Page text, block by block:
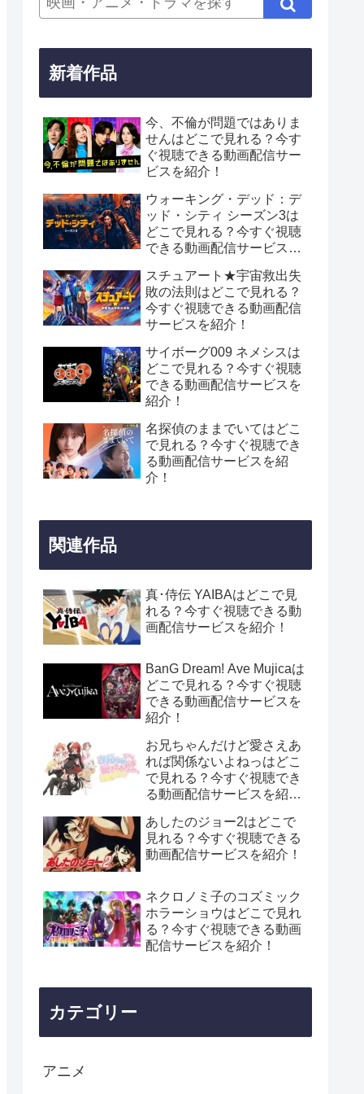
新着作品
今、不倫が問題ではありま
せんはどこで見れる？今す
ぐ視聴できる動画配信サー
ビスを紹介！
ウォーキング・デッド：デ
ッド・シティ シーズン3は
どこで見れる？今すぐ視聴
できる動画配信サービスを
スチュアート★宇宙救出失
敗の法則はどこで見れる？
今すぐ視聴できる動画配信
サービスを紹介！
サイボーグ009 ネメシスは
どこで見れる？今すぐ視聴
できる動画配信サービスを
紹介！
名探偵のままでいてはどこ
で見れる？今すぐ視聴でき
る動画配信サービスを紹
介！
関連作品
真･侍伝 YAIBAはどこで見
れる？今すぐ視聴できる動
画配信サービスを紹介！
BanG Dream! Ave Mujicaは
どこで見れる？今すぐ視聴
できる動画配信サービスを
紹介！
お兄ちゃんだけど愛さえあ
れば関係ないよねっはどこ
で見れる？今すぐ視聴でき
る動画配信サービスを紹
あしたのジョー2はどこで
見れる？今すぐ視聴できる
動画配信サービスを紹介！
ネクロノミ子のコズミック
ホラーショウはどこで見れ
る？今すぐ視聴できる動画
配信サービスを紹介！
カテゴリー
アニメ